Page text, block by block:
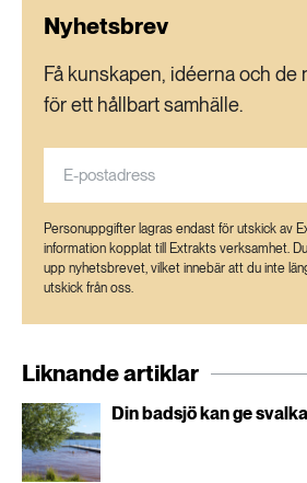
Nyhetsbrev
Få kunskapen, idéerna och de
för ett hållbart samhälle.
Personuppgifter lagras endast för utskick av
information kopplat till Extrakts verksamhet.
upp nyhetsbrevet, vilket innebär att du inte
utskick från oss.
Liknande artiklar
Din badsjö kan ge